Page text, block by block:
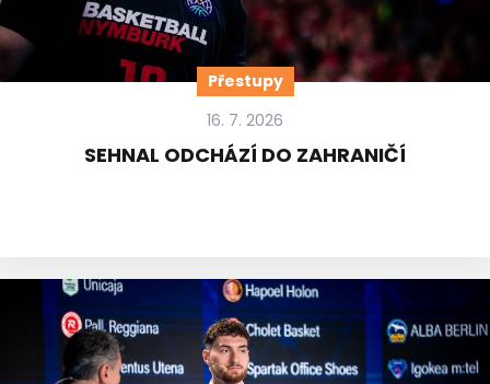
Přestupy
16. 7. 2026
SEHNAL ODCHÁZÍ DO ZAHRANIČÍ